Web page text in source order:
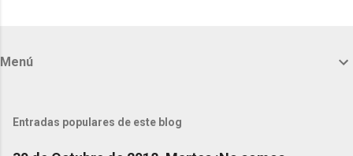
t
Menú
Entradas populares de este blog